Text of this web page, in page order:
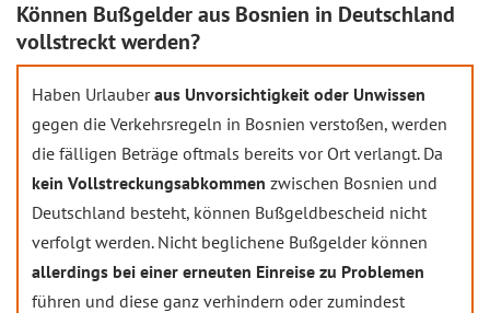
Können Bußgelder aus Bosnien in Deutschland
vollstreckt werden?
Haben Urlauberaus Unvorsichtigkeit oder Unwissen
gegen die Verkehrsregeln in Bosnien verstoßen, werden
die fälligen Beträge oftmals bereits vor Ort verlangt. Da
kein Vollstreckungsabkommen zwischen Bosnien und
Deutschland besteht, können Bußgeldbescheid nicht
verfolgt werden. Nicht beglichene Bußgelder können
allerdings bei einer erneuten Einreise zu Problemen
führen und diese ganz verhindern oder zumindest